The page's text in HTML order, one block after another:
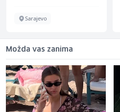
Sarajevo
Možda vas zanima